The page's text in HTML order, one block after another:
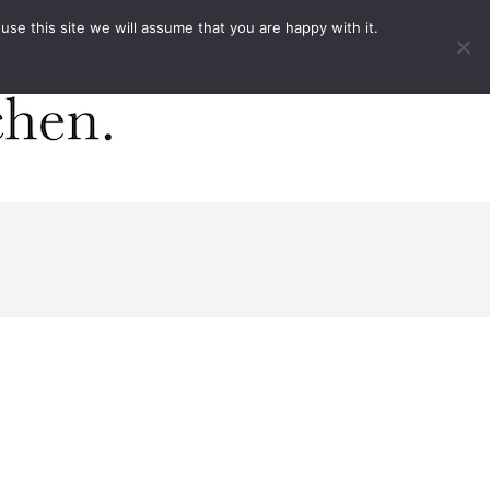
this site we will assume that you are happy with it.